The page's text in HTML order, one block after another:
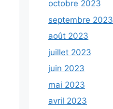
octobre 2023
septembre 2023
août 2023
juillet 2023
juin 2023
mai 2023
avril 2023